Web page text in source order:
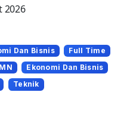
2026
Dan Bisnis
Full Time
Ekonomi Dan Bisnis
Teknik